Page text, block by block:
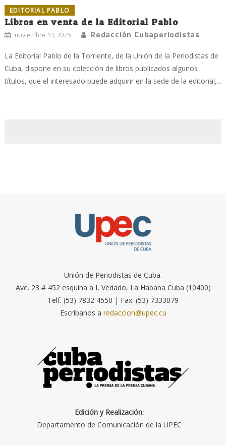
EDITORIAL PABLO
Libros en venta de la Editorial Pablo
noviembre 13, 2025 Redacción Cubaperiodistas
La Editorial Pablo de la Torriente, de la Unión de la Periodistas de
Cuba, dispone en su colección de libros publicados algunos
títulos, que el interesado puede adquirir en la sede de la editorial,...
Unión de Periodistas de Cuba.
Ave. 23 # 452 esquina a I, Vedado, La Habana Cuba (10400)
Telf. (53) 7832 4550 | Fax: (53) 7333079
Escríbanos a redaccion@upec.cu
Edición y Realización:
Departamento de Comunicación de la UPEC